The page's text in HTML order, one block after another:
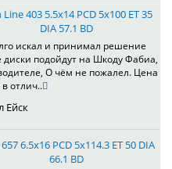
Line 403 5.5x14 PCD 5x100 ET 35
DIA 57.1 BD
искал и принимал решение
диски подойдут на Шкоду Фабиа,
О чём не пожалел. Цена
отлич..
Ейск
6.5x16 PCD 5x114.3 ET 50 DIA
66.1 BD